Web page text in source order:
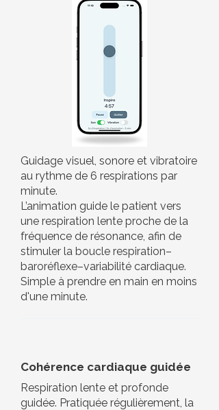
Guidage visuel, sonore et vibratoire
au rythme de 6 respirations par
minute.
L’animation guide le patient vers
une respiration lente proche de la
fréquence de résonance, afin de
stimuler la boucle respiration–
baroréflexe–variabilité cardiaque.
Simple à prendre en main en moins
d'une minute.
Cohérence cardiaque guidée
Respiration lente et profonde
guidée. Pratiquée régulièrement, la